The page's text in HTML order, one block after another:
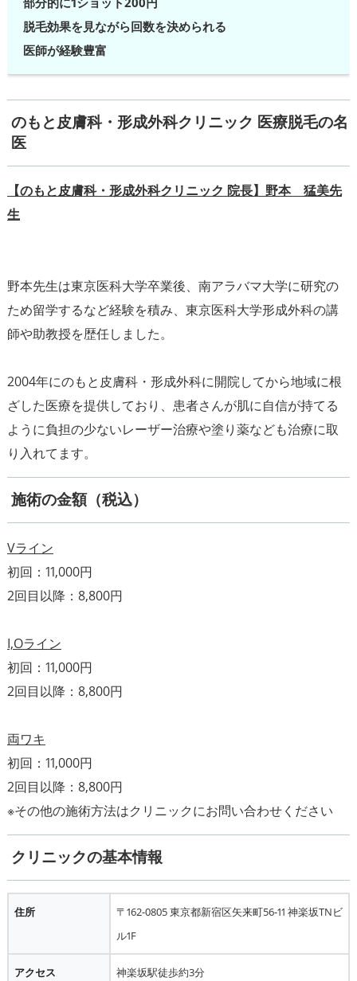
脱毛効果を見ながら回数を決められる
医師が経験豊富
のもと皮膚科・形成外科クリニック 医療脱毛の名
医
【のもと皮膚科・形成外科クリニック 院長】野本 猛美先
生
野本先生は東京医科大学卒業後、南アラバマ大学に研究の
ため留学するなど経験を積み、東京医科大学形成外科の講
師や助教授を歴任しました。
2004年にのもと皮膚科・形成外科に開院してから地域に根
ざした医療を提供しており、患者さんが肌に自信が持てる
ように負担の少ないレーザー治療や塗り薬なども治療に取
施術の金額（税込）
Vライン
初回：11,000円
2回目以降：8,800円
I,Oライン
初回：11,000円
2回目以降：8,800円
両ワキ
初回：11,000円
2回目以降：8,800円
クリニックの基本情報
住所
〒162-0805 東京都新宿区矢来町56-11 神楽坂TNビ
ル1F
アクセス 神楽坂駅徒歩約3分